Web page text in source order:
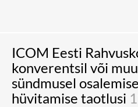
ICOM Eesti
konverentsil või
sündmusel
hüvitamise taotlusi